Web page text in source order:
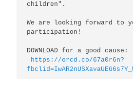
children".
We are looking forward to
participation!
DOWNLOAD for a good cause:
https://orcd.co/67a0r6n?